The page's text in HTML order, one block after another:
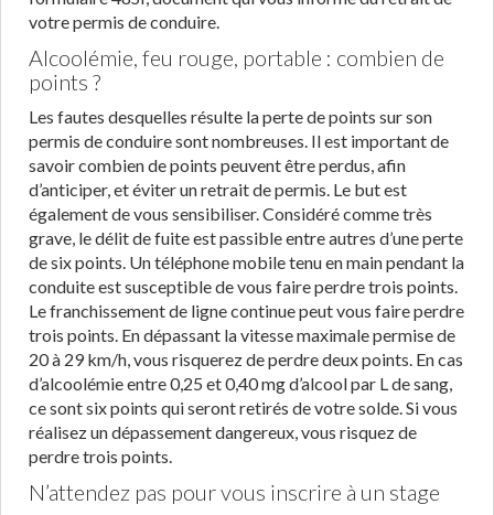
votre permis de conduire.
Alcoolémie, feu rouge, portable : combien de
points ?
Les fautes desquelles résulte la perte de points sur son
permis de conduire sont nombreuses. Il est important de
savoir combien de points peuvent être perdus, afin
d’anticiper, et éviter un retrait de permis. Le but est
également de vous sensibiliser. Considéré comme très
grave, le délit de fuite est passible entre autres d’une perte
de six points. Un téléphone mobile tenu en main pendant la
conduite est susceptible de vous faire perdre trois points.
Le franchissement de ligne continue peut vous faire perdre
trois points. En dépassant la vitesse maximale permise de
20 à 29 km/h, vous risquerez de perdre deux points. En cas
d’alcoolémie entre 0,25 et 0,40 mg d’alcool par L de sang,
ce sont six points qui seront retirés de votre solde. Si vous
réalisez un dépassement dangereux, vous risquez de
perdre trois points.
N’attendez pas pour vous inscrire à un stage